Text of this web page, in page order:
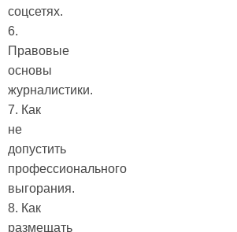
соцсетях.
6.
Правовые
основы
журналистики.
7. Как
не
допустить
профессионального
выгорания.
8. Как
размещать